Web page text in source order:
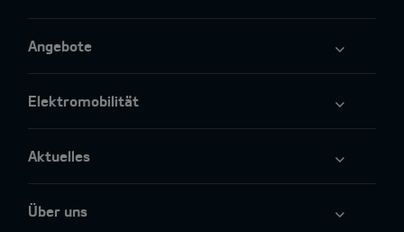
Angebote
Elektromobilität
Aktuelles
Über uns